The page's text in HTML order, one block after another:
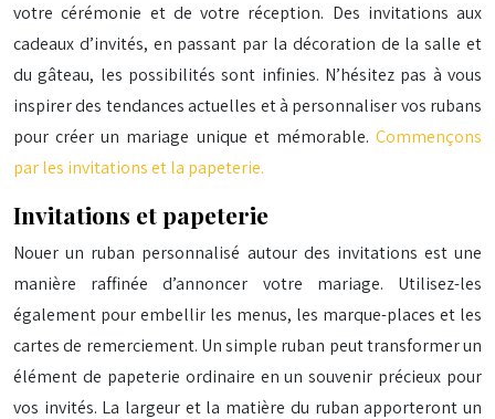
votre cérémonie et de votre réception. Des invitations aux
cadeaux d’invités, en passant par la décoration de la salle et
du gâteau, les possibilités sont infinies. N’hésitez pas à vous
inspirer des tendances actuelles et à personnaliser vos rubans
pour créer un mariage unique et mémorable. Commençons
par les invitations et la papeterie.
Invitations et papeterie
Nouer un ruban personnalisé autour des invitations est une
manière raffinée d’annoncer votre mariage. Utilisez-les
également pour embellir les menus, les marque-places et les
cartes de remerciement. Un simple ruban peut transformer un
élément de papeterie ordinaire en un souvenir précieux pour
vos invités. La largeur et la matière du ruban apporteront un